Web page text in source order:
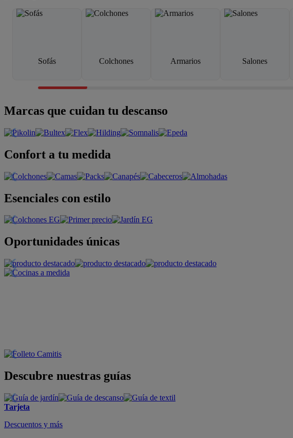
Sofás Colchones Armarios Salones
Marcas que cuidan tu descanso
Confort a tu medida
Esenciales con estilo
Oportunidades únicas
Descubre nuestras guías
Tarjeta
Descuentos y más